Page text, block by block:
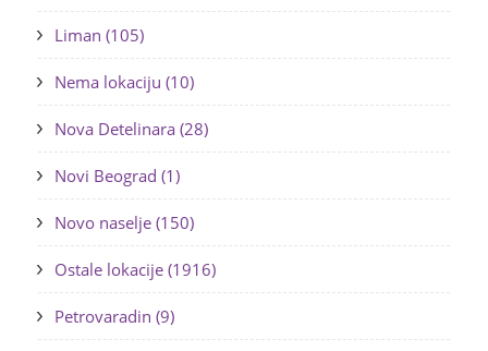
Liman (105)
Nema lokaciju (10)
Nova Detelinara (28)
Novi Beograd (1)
Novo naselje (150)
Ostale lokacije (1916)
Petrovaradin (9)